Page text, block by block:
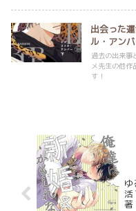
出会った
ル・アン
過去の出来事
メ先生の他作
す！
ゆ
活
著